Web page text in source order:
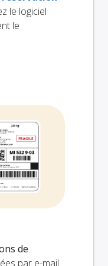
le logiciel
le
de
par e-mail